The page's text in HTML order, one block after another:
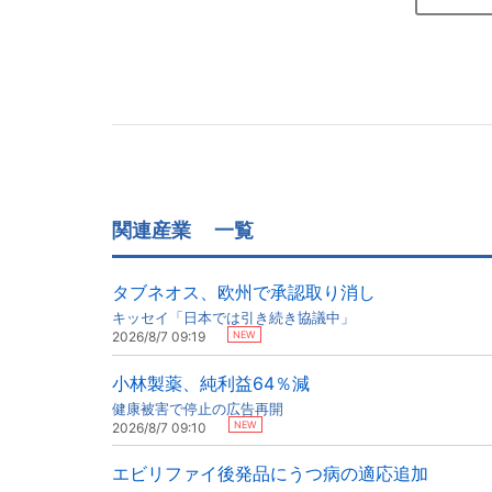
関連産業 一覧
タブネオス、欧州で承認取り消し
キッセイ「日本では引き続き協議中」
2026/8/7 09:19 NEW
小林製薬、純利益64％減
健康被害で停止の広告再開
2026/8/7 09:10 NEW
エビリファイ後発品にうつ病の適応追加